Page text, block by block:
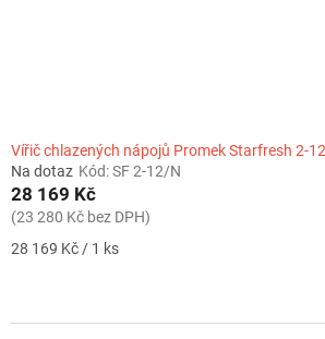
Vířič chlazených nápojů Promek Starfresh 2-
Na dotaz Kód:SF 2-12/N
28 169 Kč
(23 280 Kč bez DPH)
Měrná
28 169 Kč / 1 ks